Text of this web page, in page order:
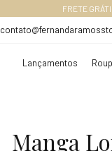
FRETE
Lançamentos
Manga